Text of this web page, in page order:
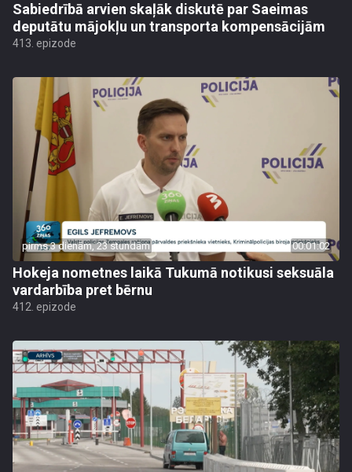
Sabiedrībā arvien skaļāk diskutē par Saeimas
deputātu mājokļu un transporta kompensācijām
413. epizode
pirms 3 dienām, 23 stundām 00:01:02
Hokeja nometnes laikā Tukumā notikusi seksuāla
vardarbība pret bērnu
412. epizode